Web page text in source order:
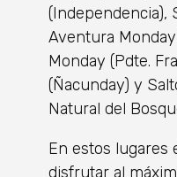
(Independencia),
Aventura
Monday (Pdte.
(Ñacunday) y
Natural del
En estos lugares
disfrutar al